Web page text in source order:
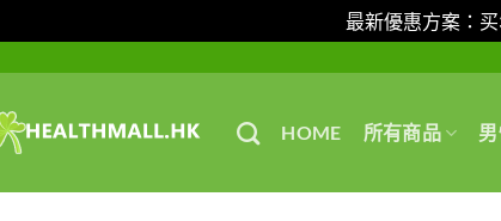
最新優惠方案：
HOME 所有商品